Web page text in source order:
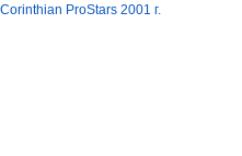
ProStars 2001 г.